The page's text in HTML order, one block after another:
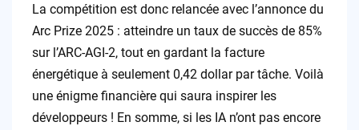
La compétition est donc relancée avec l’annonce du
Arc Prize 2025 : atteindre un taux de succès de 85%
sur l’ARC-AGI-2, tout en gardant la facture
énergétique à seulement 0,42 dollar par tâche. Voilà
une énigme financière qui saura inspirer les
développeurs ! En somme, si les IA n’ont pas encore